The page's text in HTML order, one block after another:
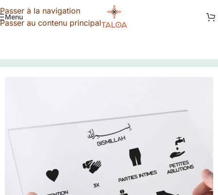
Passer à la navigation
Passer au contenu principal
Menu